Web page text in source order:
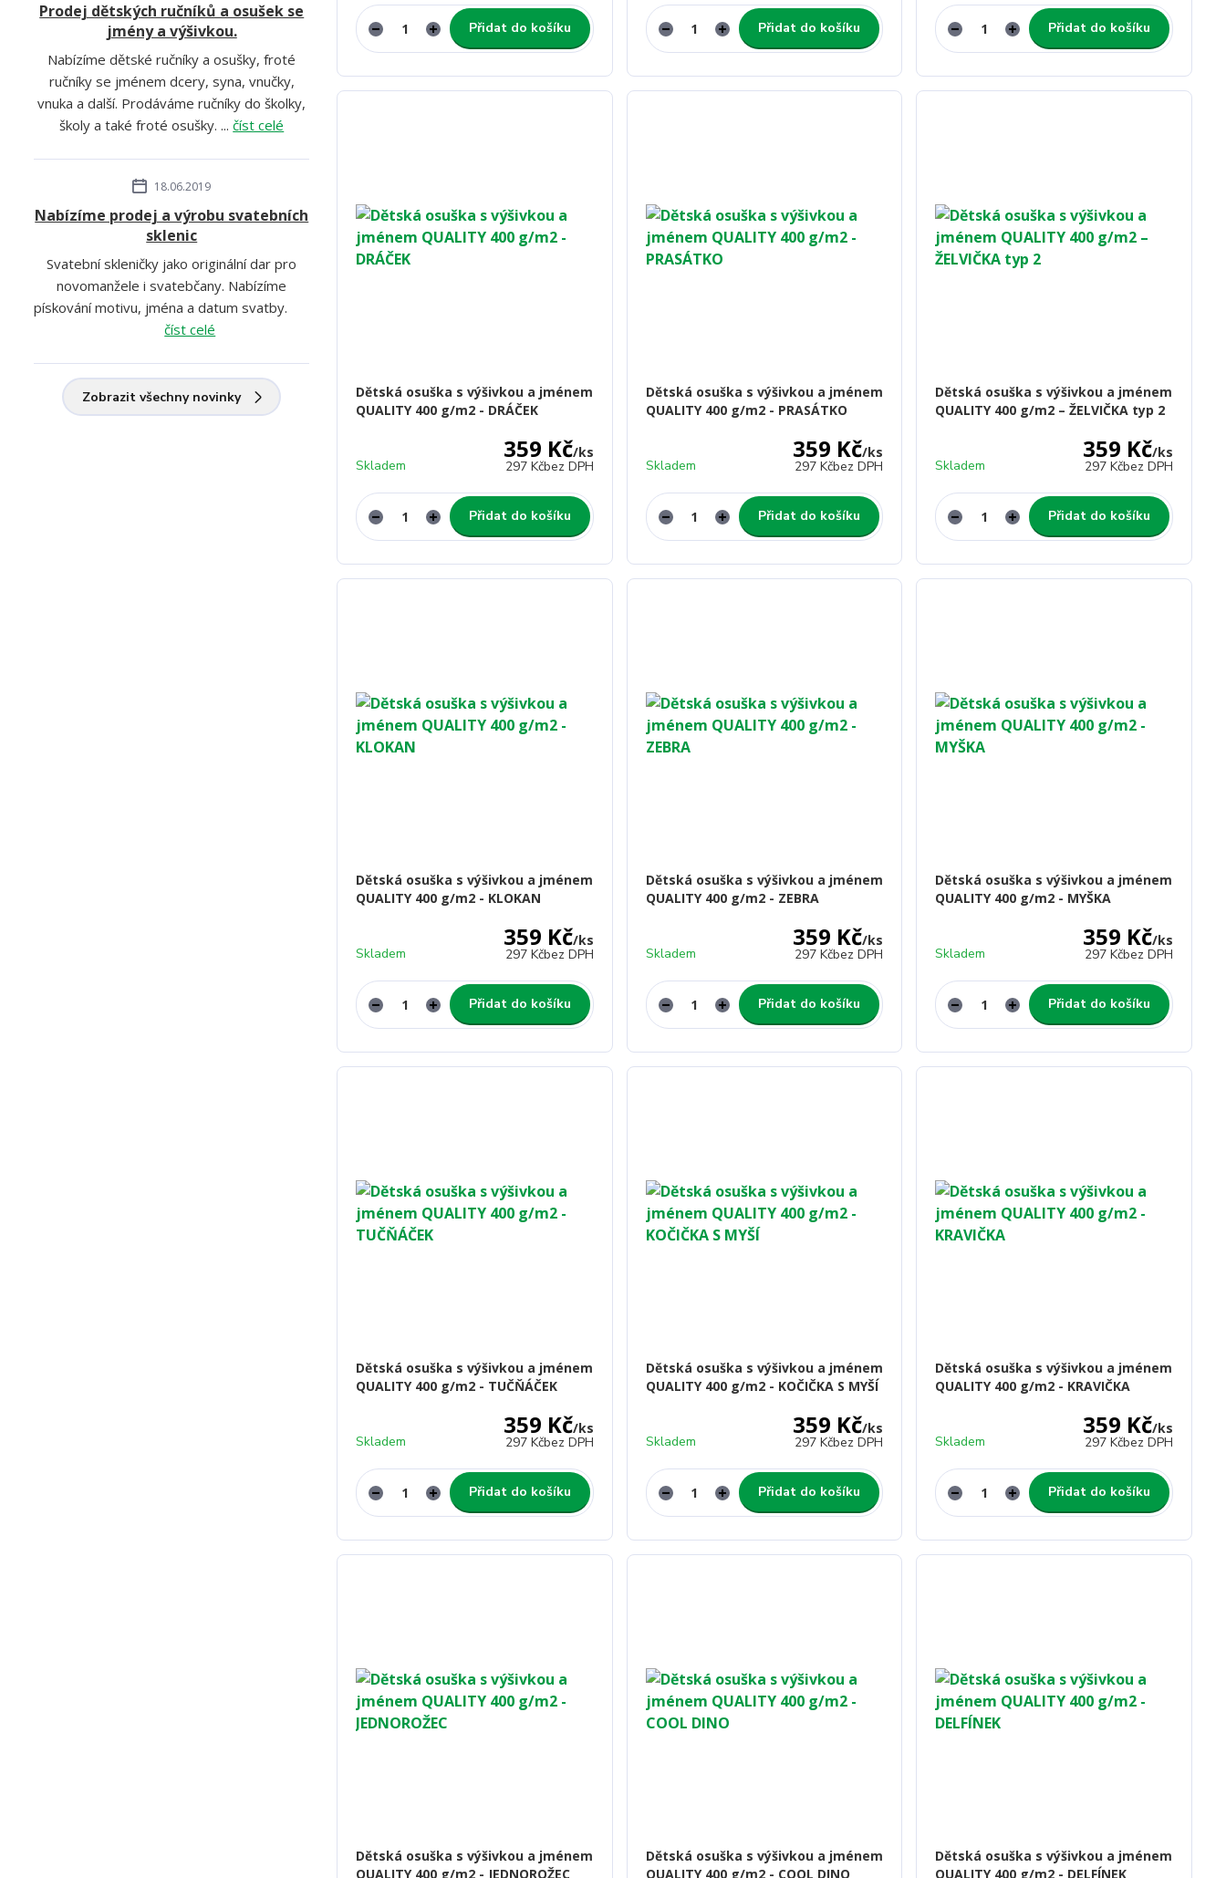
Přidat do košíku Přidat do košíku Přidat do košíku
Dětská osuška s výšivkou a jménem
QUALITY 400 g/m2 - DRÁČEK
359 Kč/ks
297 Kčbez DPH
Skladem
Přidat do košíku
Dětská osuška s výšivkou a jménem
QUALITY 400 g/m2 - PRASÁTKO
359 Kč/ks
297 Kčbez DPH
Skladem
Přidat do košíku
Dětská osuška s výšivkou a jménem
QUALITY 400 g/m2 – ŽELVIČKA typ 2
359 Kč/ks
297 Kčbez DPH
Skladem
Přidat do košíku
Dětská osuška s výšivkou a jménem
QUALITY 400 g/m2 - KLOKAN
359 Kč/ks
297 Kčbez DPH
Skladem
Přidat do košíku
Dětská osuška s výšivkou a jménem
QUALITY 400 g/m2 - ZEBRA
359 Kč/ks
297 Kčbez DPH
Skladem
Přidat do košíku
Dětská osuška s výšivkou a jménem
QUALITY 400 g/m2 - MYŠKA
359 Kč/ks
297 Kčbez DPH
Skladem
Přidat do košíku
Dětská osuška s výšivkou a jménem
QUALITY 400 g/m2 - TUČŇÁČEK
359 Kč/ks
297 Kčbez DPH
Skladem
Přidat do košíku
Dětská osuška s výšivkou a jménem
QUALITY 400 g/m2 - KOČIČKA S MYŠÍ
359 Kč/ks
297 Kčbez DPH
Skladem
Přidat do košíku
Dětská osuška s výšivkou a jménem
QUALITY 400 g/m2 - KRAVIČKA
359 Kč/ks
297 Kčbez DPH
Skladem
Přidat do košíku
Dětská osuška s výšivkou a jménem
QUALITY 400 g/m2 - JEDNOROŽEC
Dětská osuška s výšivkou a jménem
QUALITY 400 g/m2 - COOL DINO
Dětská osuška s výšivkou a jménem
QUALITY 400 g/m2 - DELFÍNEK
Prodej dětských ručníků a osušek se
jmény a výšivkou.
Nabízíme dětské ručníky a osušky, froté
ručníky se jménem dcery, syna, vnučky,
vnuka a další. Prodáváme ručníky do školky,
školy a také froté osušky. ...číst celé
18.06.2019
Nabízíme prodej a výrobu svatebních
sklenic
Svatební skleničky jako originální dar pro
novomanžele i svatebčany. Nabízíme
pískování motivu, jména a datum svatby.
číst celé
Zobrazit všechny novinky